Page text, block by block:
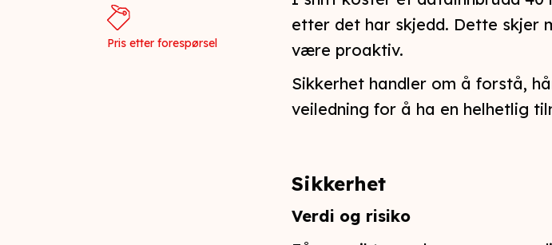
Pris etter forespørsel
etter det har skjedd. Dette skjer
være proaktiv.
Sikkerhet handler om å forstå,
veiledning for å ha en helhetlig
Sikkerhet
Verdi og risiko